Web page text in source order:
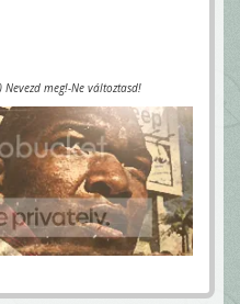
meg!-Ne változtasd!